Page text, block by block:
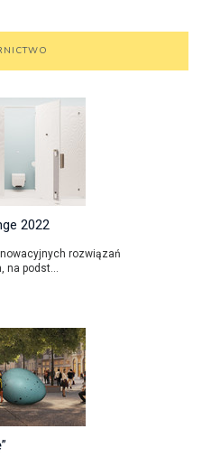
2022
rozwiązań
na podst...